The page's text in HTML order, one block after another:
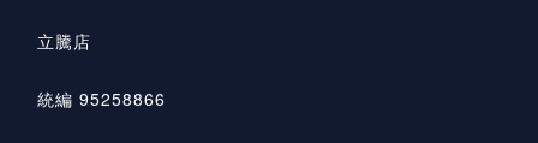
立騰店
統編 95258866